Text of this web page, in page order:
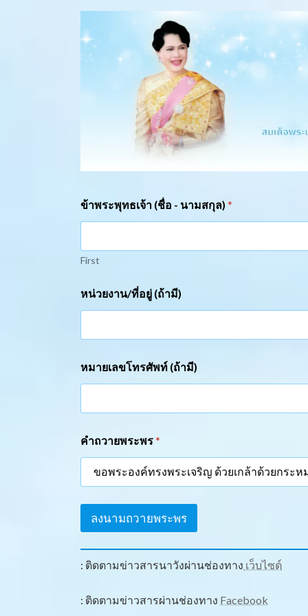
ข้าพระพุทธเจ้า (ชื่อ - นามสกุล) *
First
หน่วยงาน/ที่อยู่ (ถ้ามี)
หมายเลขโทรศัพท์ (ถ้ามี)
น่
ว
น
ที่
อ
ยู่
(
า
คำถวายพระพร*
ลงนามถวายพระพร
: ติดตามข่าวสารนาวังผ่านช่องทาง เว็บไซต์
: ติดตามข่าวสารผ่านช่องทาง Facebook